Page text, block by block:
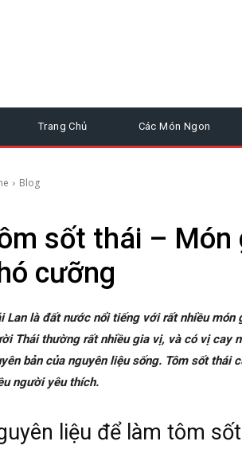
Trang Chủ Các Món Ngon
Blog
sốt thái – Món
cưỡng
Lan là đất nước nổi tiếng với rất nhiều
Thái thường rất nhiều gia vị, và có vị cay
bản của nguyên liệu sống. Tôm sốt thái
người yêu thích.
liệu để làm tôm